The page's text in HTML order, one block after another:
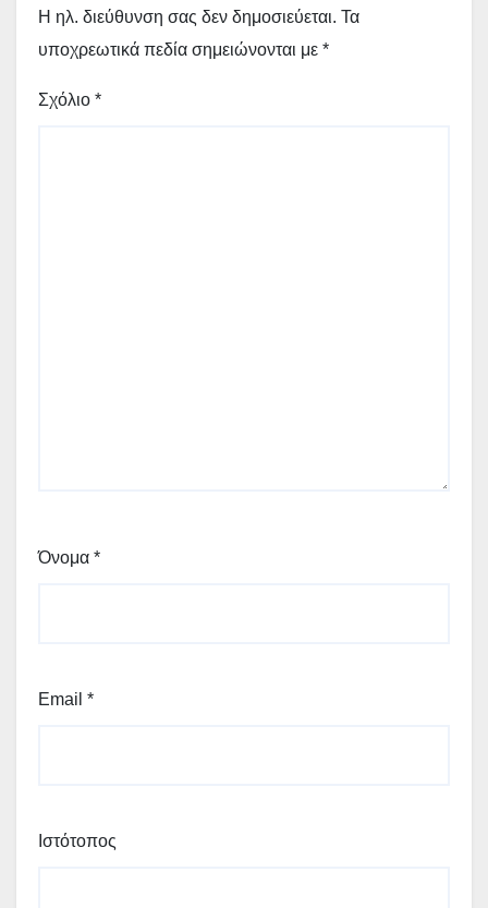
Η ηλ. διεύθυνση σας δεν δημοσιεύεται. Τα
υποχρεωτικά πεδία σημειώνονται με *
Σχόλιο *
Όνομα *
Email *
Ιστότοπος